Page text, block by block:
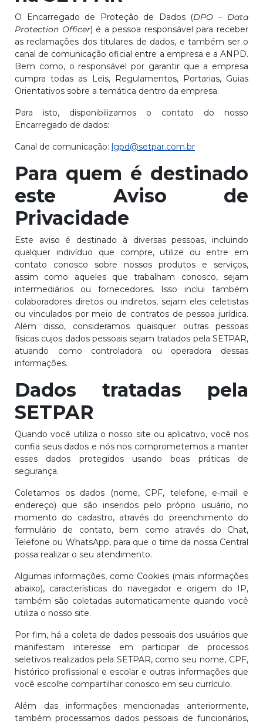
O Encarregado de Proteção de Dados (DPO – Data
Protection Officer) é a pessoa responsável para receber
as reclamações dos titulares de dados, e também ser o
canal de comunicação oficial entre a empresa e a ANPD.
Bem como, o responsável por garantir que a empresa
cumpra todas as Leis, Regulamentos, Portarias, Guias
Orientativos sobre a temática dentro da empresa.
Para isto, disponibilizamos o contato do nosso
Encarregado de dados:
Canal de comunicação: lgpd@setpar.com.br
Para quem é destinado
este Aviso de
Privacidade
Este aviso é destinado à diversas pessoas, incluindo
qualquer indivíduo que compre, utilize ou entre em
contato conosco sobre nossos produtos e serviços,
assim como aqueles que trabalham conosco, sejam
intermediários ou fornecedores. Isso inclui também
colaboradores diretos ou indiretos, sejam eles celetistas
ou vinculados por meio de contratos de pessoa jurídica.
Além disso, consideramos quaisquer outras pessoas
físicas cujos dados pessoais sejam tratados pela SETPAR,
atuando como controladora ou operadora dessas
informações.
Dados tratadas pela
SETPAR
Quando você utiliza o nosso site ou aplicativo, você nos
confia seus dados e nós nos comprometemos a manter
esses dados protegidos usando boas práticas de
segurança.
Coletamos os dados (nome, CPF, telefone, e-mail e
endereço) que são inseridos pelo próprio usuário, no
momento do cadastro, através do preenchimento do
formulário de contato, bem como através do Chat,
Telefone ou WhatsApp, para que o time da nossa Central
possa realizar o seu atendimento.
Algumas informações, como Cookies (mais informações
abaixo), características do navegador e origem do IP,
também são coletadas automaticamente quando você
utiliza o nosso site.
Por fim, há a coleta de dados pessoais dos usuários que
manifestam interesse em participar de processos
seletivos realizados pela SETPAR, como seu nome, CPF,
histórico profissional e escolar e outras informações que
você escolhe compartilhar conosco em seu currículo.
Além das informações mencionadas anteriormente,
também processamos dados pessoais de funcionários,